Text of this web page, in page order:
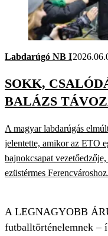
Labdarúgó NB I
SOKK,
BALÁZS
A magyar labdarúgás
jelentette, amikor az ETO
bajnokcsapat
ezüstérmes Ferencvároshoz.
A LEGNAGYOBB
futballtörténelemnek –